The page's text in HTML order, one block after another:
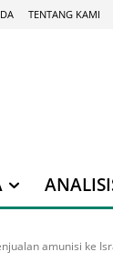
TENTANG KAMI
amunisi ke